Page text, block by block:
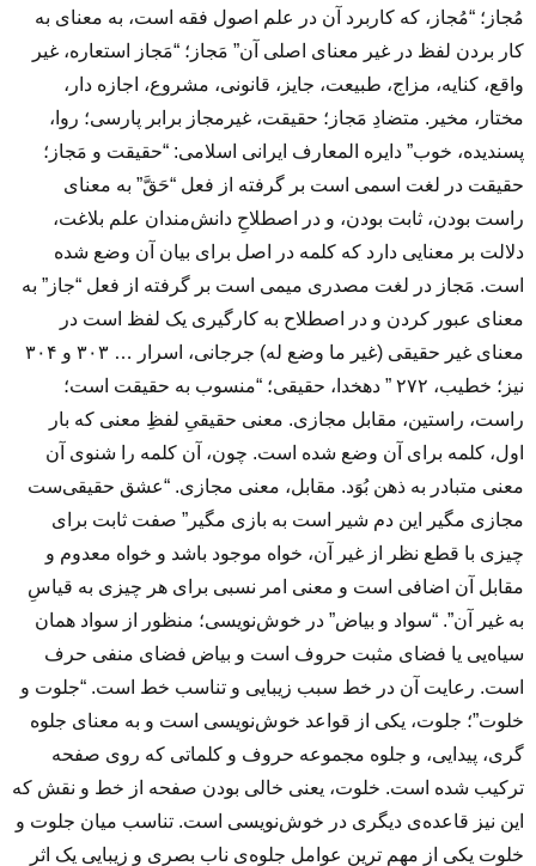
مُجاز؛ “مُجاز، که کاربرد آن در علم اصول فقه است، به معنای به
کار بردن لفظ در غیر معنای اصلی آن” مَجاز؛ “مَجاز استعاره، غیر
واقع، کنایه، مزاج، طبیعت، جایز، قانونی، مشروع، اجازه دار،
مختار، مخیر. متضادِ مَجاز؛ حقیقت، غیرمجاز برابر پارسی؛ روا،
پسندیده، خوب” دایره المعارف ایرانی اسلامی: “حقیقت و مَجاز؛
حقیقت در لغت اسمی است بر گرفته از فعل “حَقَّ” به معنای
راست بودن، ثابت بودن، و در اصطلاحِ دانش‌مندان علم بلاغت،
دلالت بر معنایی دارد که کلمه‌ در اصل برای بیان آن وضع شده
است. مَجاز در لغت مصدری میمی است بر گرفته از فعل “جاز” به
معنای عبور کردن و در اصطلاح به کارگیری یک لفظ است در
معنای غیر حقیقی (غیر ما وضع له) جرجانی، اسرار … ۳۰۳ و ۳۰۴
نیز؛ خطیب، ۲۷۲ ” دهخدا، حقیقی؛ “منسوب به حقیقت است؛
راست، راستین، مقابل مجازی. معنی حقیقیِ لفظِ معنی که بار
اول، کلمه برای آن وضع شده است. چون، آن کلمه را شنوی آن
معنی متبادر به ذهن بُوَد. مقابل، معنی مجازی. “عشق حقیقی‌ست
مجازی مگیر این دم شیر است به بازی مگیر” صفت ثابت برای
چیزی با قطع نظر از غیر آن، خواه موجود باشد و خواه معدوم و
مقابل آن اضافی است و معنی امر نسبی برای هر چیزی به قیاسِ
به غیر آن”. “سواد و بیاض” در خوش‌نویسی؛ منظور از سواد همان
سیاه‌یی یا فضای مثبت حروف است و بیاض فضای منفی حرف
است. رعایت آن در خط سبب زیبایی و تناسب خط است. “جلوت و
خلوت”؛ جلوت، یکی از قواعد خوش‌نویسی است و به معنای جلوه
گری، پیدایی، و جلوه مجموعه حروف و کلماتی که روی صفحه
ترکیب شده است. خلوت، یعنی خالی بودن صفحه از خط و نقش که
این نیز قاعده‌ی دیگری در خوش‌نویسی است‌. تناسب میان جلوت و
خلوت یکی از مهم ترین عوامل جلوه‌ی ناب بصری و زیبایی یک اثر